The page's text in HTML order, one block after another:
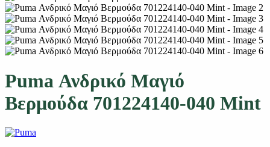
Puma Ανδρικό Μαγιό
Bερμούδα 701224140-040 Mint